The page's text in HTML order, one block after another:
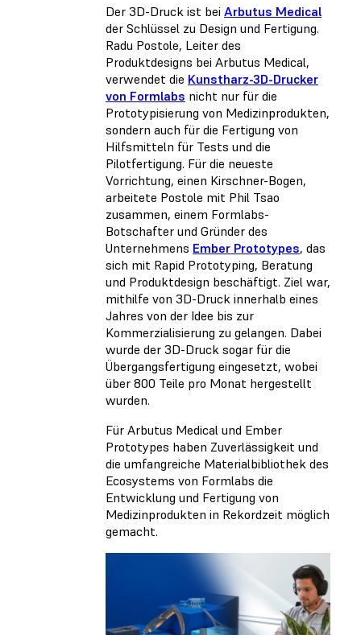
Der 3D-Druck ist bei Arbutus Medical
der Schlüssel zu Design und Fertigung.
Radu Postole, Leiter des
Produktdesigns bei Arbutus Medical,
verwendet die Kunstharz-3D-Drucker
von Formlabs nicht nur für die
Prototypisierung von Medizinprodukten,
sondern auch für die Fertigung von
Hilfsmitteln für Tests und die
Pilotfertigung. Für die neueste
Vorrichtung, einen Kirschner-Bogen,
arbeitete Postole mit Phil Tsao
zusammen, einem Formlabs-
Botschafter und Gründer des
Unternehmens Ember Prototypes, das
sich mit Rapid Prototyping, Beratung
und Produktdesign beschäftigt. Ziel war,
mithilfe von 3D-Druck innerhalb eines
Jahres von der Idee bis zur
Kommerzialisierung zu gelangen. Dabei
wurde der 3D-Druck sogar für die
Übergangsfertigung eingesetzt, wobei
über 800 Teile pro Monat hergestellt
wurden.
Für Arbutus Medical und Ember
Prototypes haben Zuverlässigkeit und
die umfangreiche Materialbibliothek des
Ecosystems von Formlabs die
Entwicklung und Fertigung von
Medizinprodukten in Rekordzeit möglich
gemacht.